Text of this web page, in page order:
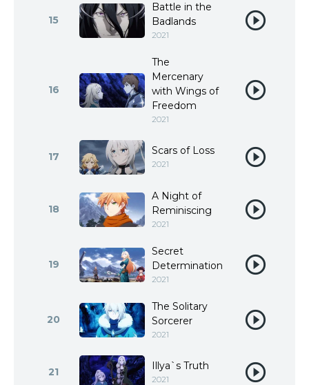
15
Battle in the
Badlands
2021
16
The
Mercenary
with Wings of
Freedom
2021
17 Scars of Loss
2021
18
A Night of
Reminiscing
2021
19
Secret
Determination
2021
20
The Solitary
Sorcerer
2021
21 Illya`s Truth
2021